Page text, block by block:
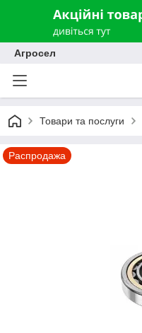
Агросел
Товари та послуги
Распродажа